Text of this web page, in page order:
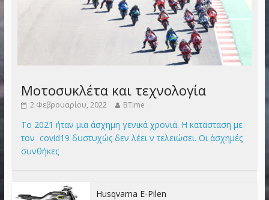
Μοτοσυκλέτα και τεχνολογία
2 Φεβρουαρίου, 2022 BTime
Το 2021 ήταν μια άσχημη γενικά χρονιά. Η κατάσταση με
τον covid19 δυστυχώς δεν λέει ν τελειώσει. Οι άσχημές
συνθήκες
Husqvarna E-Pilen